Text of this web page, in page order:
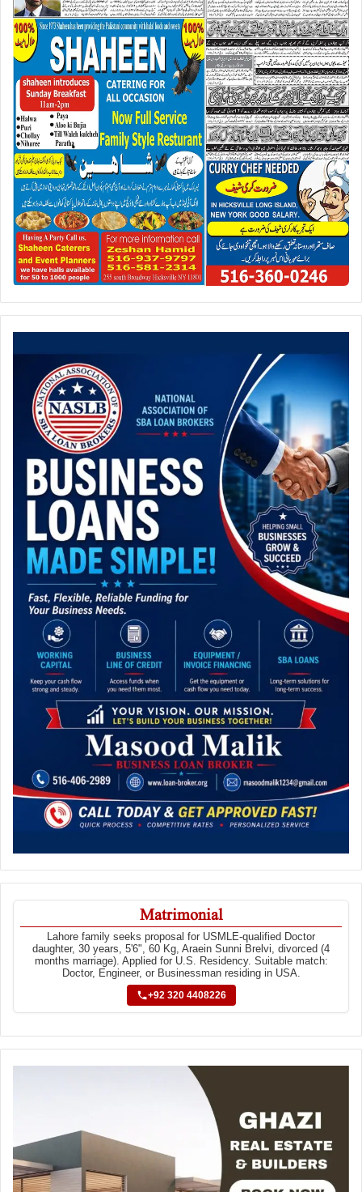
Matrimonial
Lahore family seeks proposal for USMLE-qualified Doctor
daughter, 30 years, 5'6", 60 Kg, Araein Sunni Brelvi, divorced (4
months marriage). Applied for U.S. Residency. Suitable match:
Doctor, Engineer, or Businessman residing in USA.
+92 320 4408226